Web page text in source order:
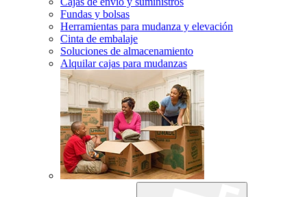
Fundas y bolsas
Herramientas para mudanza y elevación
Cinta de embalaje
Soluciones de almacenamiento
Alquilar cajas para mudanzas